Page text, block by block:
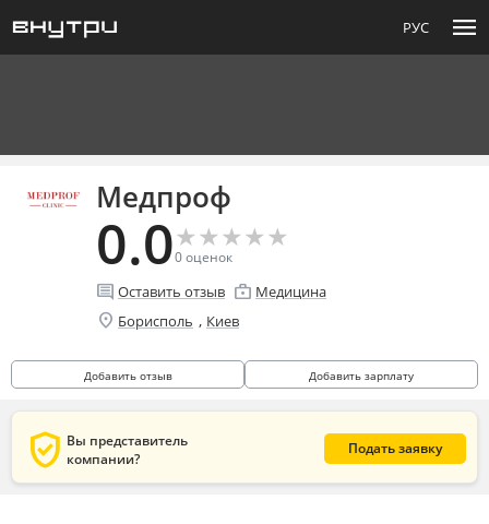
РУС menu
Медпроф
0.0★
★★
★★
★★
★★
★
0оценок
comment Оставить отзыв enterprise Медицина
location_on Борисполь , Киев
Добавить отзыв Добавить зарплату
verified_user Вы представитель
компании?
Подать заявку